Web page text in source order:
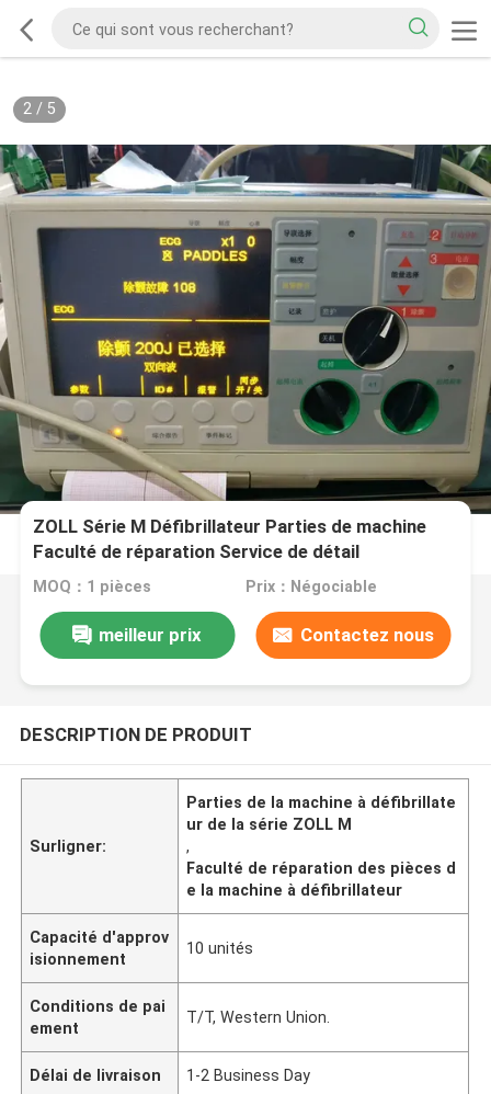
2/ 5
ZOLL Série M Défibrillateur Parties de machine
Faculté de réparation Service de détail
MOQ：1 pièces Prix：Négociable
meilleur prix Contactez nous
DESCRIPTION DE PRODUIT
Surligner:
Parties de la machine à défibrillate
ur de la série ZOLL M
,
Faculté de réparation des pièces d
e la machine à défibrillateur
Capacité d'approv
isionnement
10 unités
Conditions de pai
ement
T/T, Western Union.
Délai de livraison 1-2 Business Day